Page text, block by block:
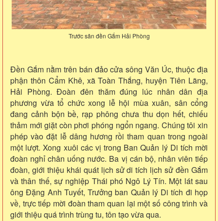
Trước sân đền Gắm Hải Phòng
Đền Gắm nằm trên bán đảo cửa sông Văn Úc, thuộc địa
phận thôn Cẩm Khê, xã Toàn Thắng, huyện Tiên Lãng,
Hải Phòng. Đoàn đên thăm đúng lúc nhân dân địa
phương vừa tổ chức xong lễ hội mùa xuân, sân cổng
đang cảnh bộn bề, rạp phông chưa thu dọn hết, chiếu
thảm mới giặt còn phơi phóng ngổn ngang. Chúng tôi xin
phép vào đặt lễ dâng hương rồi tham quan trong ngoài
một lượt. Xong xuôi các vị trong Ban Quản lý Di tích mời
đoàn nghỉ chân uống nước. Ba vị cán bộ, nhân viên tiếp
đoàn, giới thiệu khái quát lịch sử di tích lịch sử đền Gắm
và thân thế, sự nghiệp Thái phó Ngô Lý Tín. Một lát sau
ông Đặng Anh Tuyết, Trưởng ban Quản lý Di tích đi họp
về, trực tiếp mời đoàn tham quan lại một số công trình và
giới thiệu quá trình trùng tu, tôn tạo vừa qua.